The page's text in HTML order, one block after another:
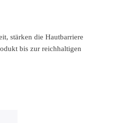
stärken die Hautbarriere
bis zur reichhaltigen